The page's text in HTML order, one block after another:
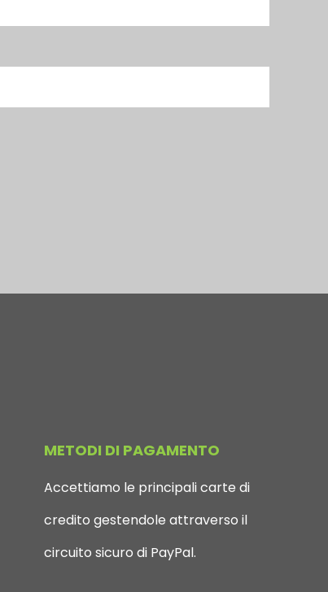
METODI DI PAGAMENTO
Accettiamo le principali carte di
credito gestendole attraverso il
circuito sicuro di PayPal.